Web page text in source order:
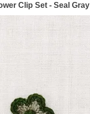
Clip Set - Seal Gray